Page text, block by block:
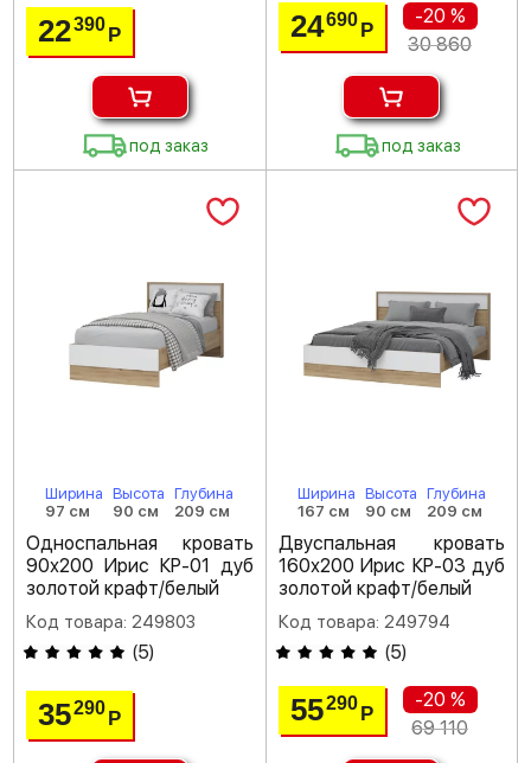
22390 Р
под заказ
24690 Р
-20 %
30 860
под заказ
Ширина
97 см
Высота
90 см
Глубина
209 см
Односпальная кровать
90х200 Ирис КР-01 дуб
золотой крафт/белый
Код товара: 249803
(5)
35290 Р
Ширина
167 см
Высота
90 см
Глубина
209 см
Двуспальная кровать
160х200 Ирис КР-03 дуб
золотой крафт/белый
Код товара: 249794
(5)
55290 Р
-20 %
69 110